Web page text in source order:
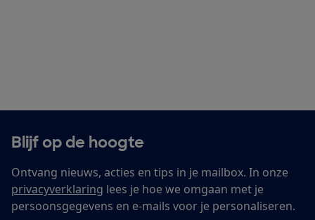
Blijf op de hoogte
Ontvang nieuws, acties en tips in je mailbox. In onze
privacyverklaring lees je hoe we omgaan met je
persoonsgegevens en e-mails voor je personaliseren.